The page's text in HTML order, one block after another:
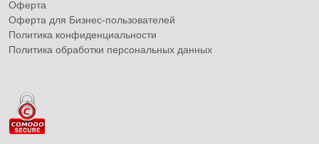
Оферта
Оферта для Бизнес-пользователей
Политика конфиденциальности
Политика обработки персональных данных